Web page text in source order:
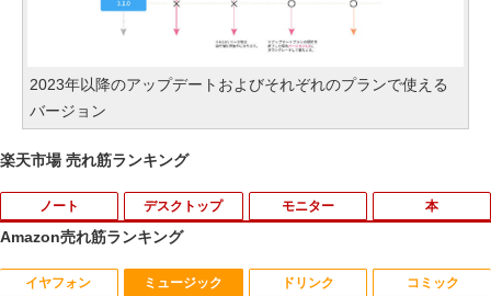
2023年以降のアップデートおよびそれぞれのプランで使える
バージョン
楽天市場 売れ筋ランキング
ノート デスクトップ モニター 本
Amazon売れ筋ランキング
イヤフォン ミュージック ドリンク コミック